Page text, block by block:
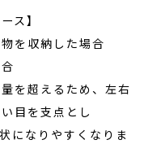
ス】
を収納した場合
を超えるため、左右
目を支点とし
になりやすくなりま